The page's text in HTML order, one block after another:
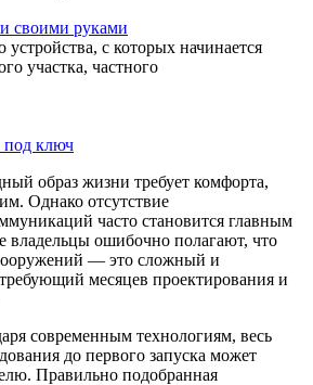
своими руками
устройства, с которых начинается
участка, частного
под ключ
образ жизни требует комфорта,
Однако отсутствие
часто становится главным
владельцы ошибочно полагают, что
— это сложный и
месяцев проектирования и
современным технологиям, весь
до первого запуска может
Правильно подобранная